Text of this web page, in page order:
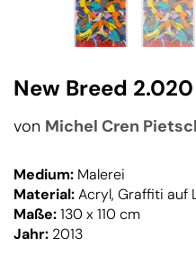
New Breed 2.020
von Michel Cren
Medium: Malerei
Material:Acryl, Graffiti auf
Maße:130 x 110 cm
Jahr: 2013